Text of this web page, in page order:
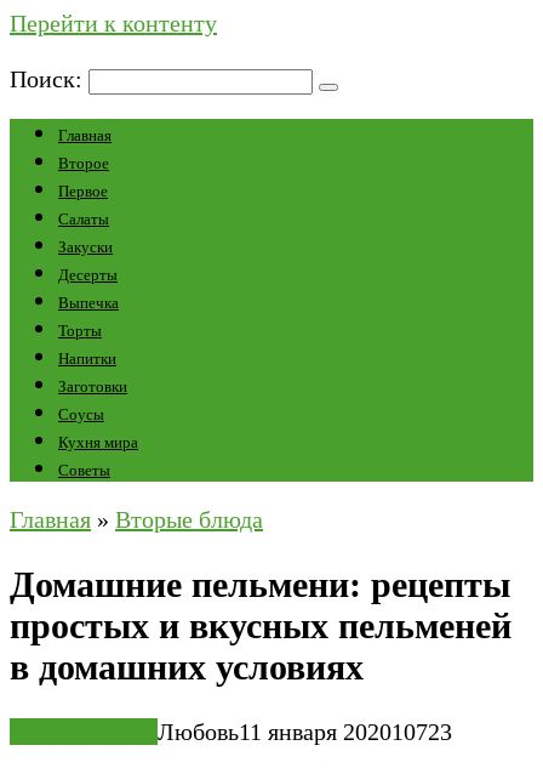
Перейти к контенту
Поиск:
Главная
Второе
Первое
Салаты
Закуски
Десерты
Выпечка
Торты
Напитки
Заготовки
Соусы
Кухня мира
Советы
Главная » Вторые блюда
Домашние пельмени: рецепты
простых и вкусных пельменей
в домашних условиях
Любовь11 января 202010723